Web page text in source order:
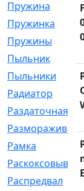
Пружина
Пружинка
Пружины
Пыльник
Пыльники
Радиатор
Раздаточная
Рамка
Распредвал